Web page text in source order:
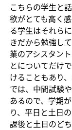
こちらの学生と
欲がとても高く
る学生はそれら
きだから勉強し
業のアシスタン
とについてだけ
けることもあり
では、中間試験
あるので、学期
り、平日と土日
課後と土日のど